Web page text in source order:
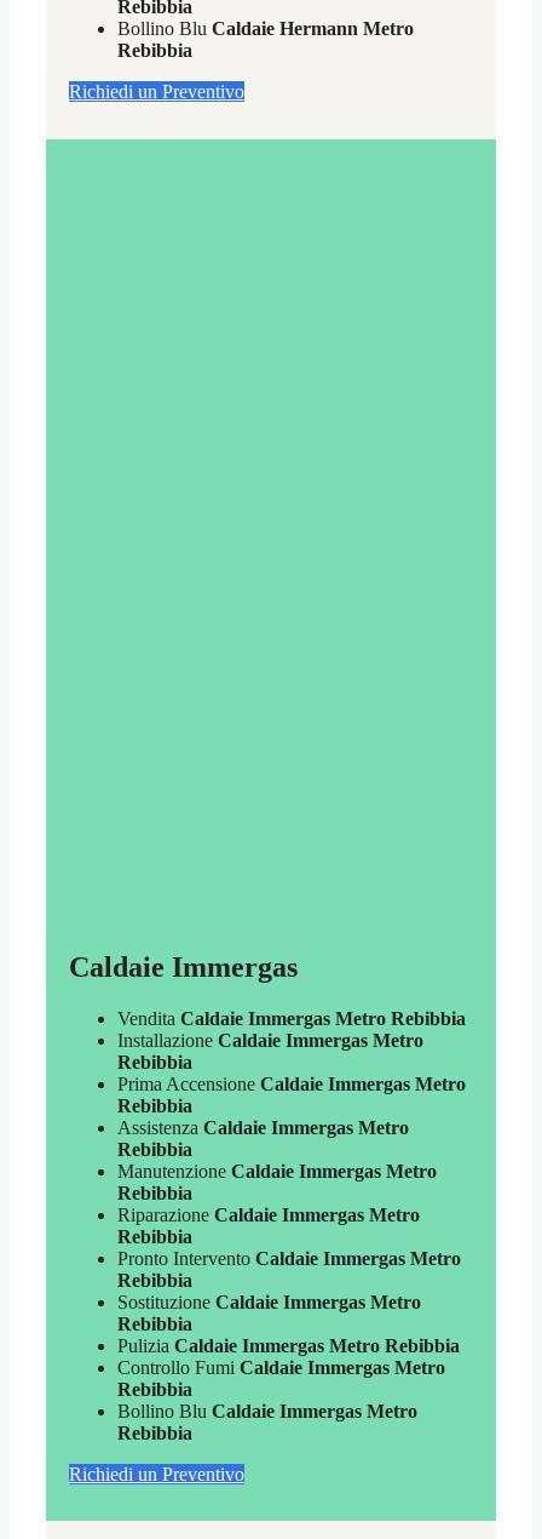
Rebibbia
Bollino Blu Caldaie Hermann Metro
Rebibbia
Richiedi un Preventivo
Caldaie Immergas
Vendita Caldaie Immergas Metro Rebibbia
Installazione Caldaie Immergas Metro
Rebibbia
Prima Accensione Caldaie Immergas Metro
Rebibbia
Assistenza Caldaie Immergas Metro
Rebibbia
Manutenzione Caldaie Immergas Metro
Rebibbia
Riparazione Caldaie Immergas Metro
Rebibbia
Pronto Intervento Caldaie Immergas Metro
Rebibbia
Sostituzione Caldaie Immergas Metro
Rebibbia
Pulizia Caldaie Immergas Metro Rebibbia
Controllo Fumi Caldaie Immergas Metro
Rebibbia
Bollino Blu Caldaie Immergas Metro
Rebibbia
Richiedi un Preventivo